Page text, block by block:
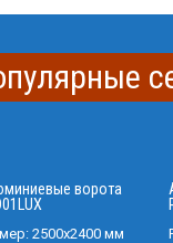
ворота
2500x2400 мм